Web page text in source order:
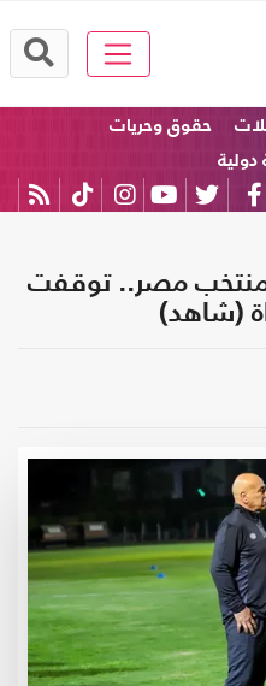
حقوق وحريات
مصر.. توقفت
(شاهد)